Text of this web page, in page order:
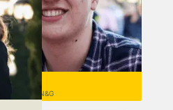
Niek
VWO 6, N&T/N&G